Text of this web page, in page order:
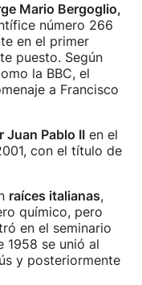
Mario Bergoglio,
número 266
en el primer
puesto. Según
la BBC, el
a Francisco
Juan Pablo II en el
con el título de
raíces italianas,
químico, pero
en el seminario
1958 se unió al
y posteriormente